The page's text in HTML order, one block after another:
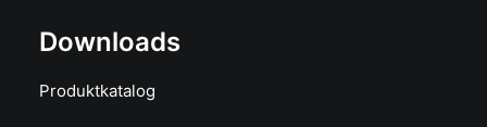
Downloads
Produktkatalog